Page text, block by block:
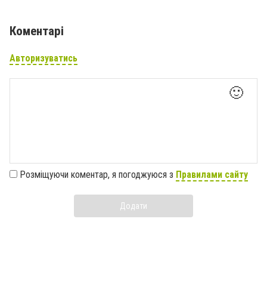
Коментарі
Авторизуватись
🙂
Розміщуючи коментар, я погоджуюся з Правилами сайту
Додати